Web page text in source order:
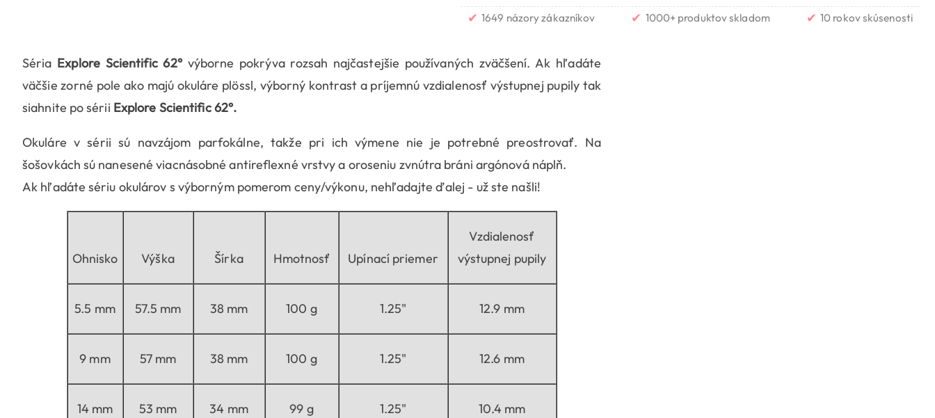
✔ 1649 názory zákazníkov ✔ 1000+ produktov skladom ✔ 10 rokov skúsenosti
Séria Explore Scientific 62° výborne pokrýva rozsah najčastejšie používaných zväčšení. Ak hľadáte
väčšie zorné pole ako majú okuláre plössl, výborný kontrast a príjemnú vzdialenosť výstupnej pupily tak
siahnite po sérii Explore Scientific 62°.
Okuláre v sérii sú navzájom parfokálne, takže pri ich výmene nie je potrebné preostrovať. Na
šošovkách sú nanesené viacnásobné antireflexné vrstvy a oroseniu zvnútra bráni argónová náplň.
Ak hľadáte sériu okulárov s výborným pomerom ceny/výkonu, nehľadajte ďalej - už ste našli!
Ohnisko Výška Šírka Hmotnosť Upínací priemer
Vzdialenosť
výstupnej pupily
5.5 mm 57.5 mm 38 mm 100 g 1.25" 12.9 mm
9 mm 57 mm 38 mm 100 g 1.25" 12.6 mm
14 mm 53 mm 34 mm 99 g 1.25" 10.4 mm